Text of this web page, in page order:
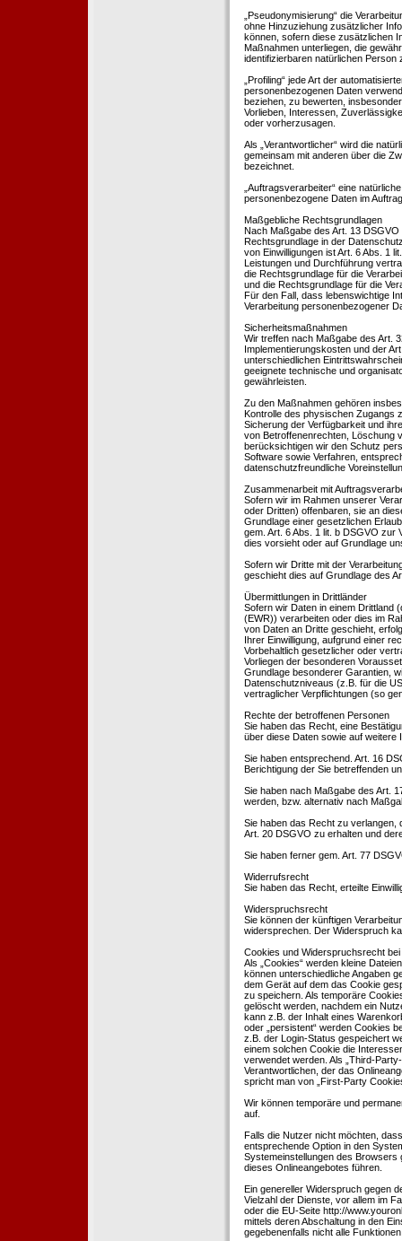
„Pseudonymisierung“ die
ohne Hinzuziehung zusätzlicher
können, sofern diese zusätzlichen
Maßnahmen unterliegen, die
identifizierbaren natürlichen Person
„Profiling“ jede Art der
personenbezogenen Daten
beziehen, zu bewerten,
Vorlieben, Interessen,
oder vorherzusagen.
Als „Verantwortlicher“ wird die
gemeinsam mit anderen über die
bezeichnet.
„Auftragsverarbeiter“ eine
personenbezogene Daten im
Maßgebliche Rechtsgrundlagen
Nach Maßgabe des Art. 13
Rechtsgrundlage in der
von Einwilligungen ist Art. 6 Abs. 1
Leistungen und Durchführung
die Rechtsgrundlage für die
und die Rechtsgrundlage für die
Für den Fall, dass lebenswichtige
Verarbeitung personenbezogener
Sicherheitsmaßnahmen
Wir treffen nach Maßgabe des Art.
Implementierungskosten und der
unterschiedlichen
geeignete technische und
gewährleisten.
Zu den Maßnahmen gehören
Kontrolle des physischen Zugangs
Sicherung der Verfügbarkeit und
von Betroffenenrechten, Löschung
berücksichtigen wir den Schutz
Software sowie Verfahren,
datenschutzfreundliche
Zusammenarbeit mit
Sofern wir im Rahmen unserer
oder Dritten) offenbaren, sie an
Grundlage einer gesetzlichen
gem. Art. 6 Abs. 1 lit. b DSGVO zur
dies vorsieht oder auf Grundlage
Sofern wir Dritte mit der
geschieht dies auf Grundlage des
Übermittlungen in Drittländer
Sofern wir Daten in einem Drittland
(EWR)) verarbeiten oder dies im
von Daten an Dritte geschieht,
Ihrer Einwilligung, aufgrund einer
Vorbehaltlich gesetzlicher oder
Vorliegen der besonderen
Grundlage besonderer Garantien,
Datenschutzniveaus (z.B. für die
vertraglicher Verpflichtungen (so
Rechte der betroffenen Personen
Sie haben das Recht, eine
über diese Daten sowie auf weitere
Sie haben entsprechend. Art. 16
Berichtigung der Sie betreffenden
Sie haben nach Maßgabe des Art.
werden, bzw. alternativ nach
Sie haben das Recht zu verlangen,
Art. 20 DSGVO zu erhalten und
Sie haben ferner gem. Art. 77
Widerrufsrecht
Sie haben das Recht, erteilte
Widerspruchsrecht
Sie können der künftigen
widersprechen. Der Widerspruch
Cookies und Widerspruchsrecht
Als „Cookies“ werden kleine
können unterschiedliche Angaben
dem Gerät auf dem das Cookie
zu speichern. Als temporäre
gelöscht werden, nachdem ein
kann z.B. der Inhalt eines
oder „persistent“ werden Cookies
z.B. der Login-Status gespeichert
einem solchen Cookie die
verwendet werden. Als „Third-
Verantwortlichen, der das
spricht man von „First-Party
Wir können temporäre und
auf.
Falls die Nutzer nicht möchten,
entsprechende Option in den
Systemeinstellungen des
dieses Onlineangebotes führen.
Ein genereller Widerspruch gegen
Vielzahl der Dienste, vor allem im
oder die EU-Seite http://
mittels deren Abschaltung in den
gegebenenfalls nicht alle